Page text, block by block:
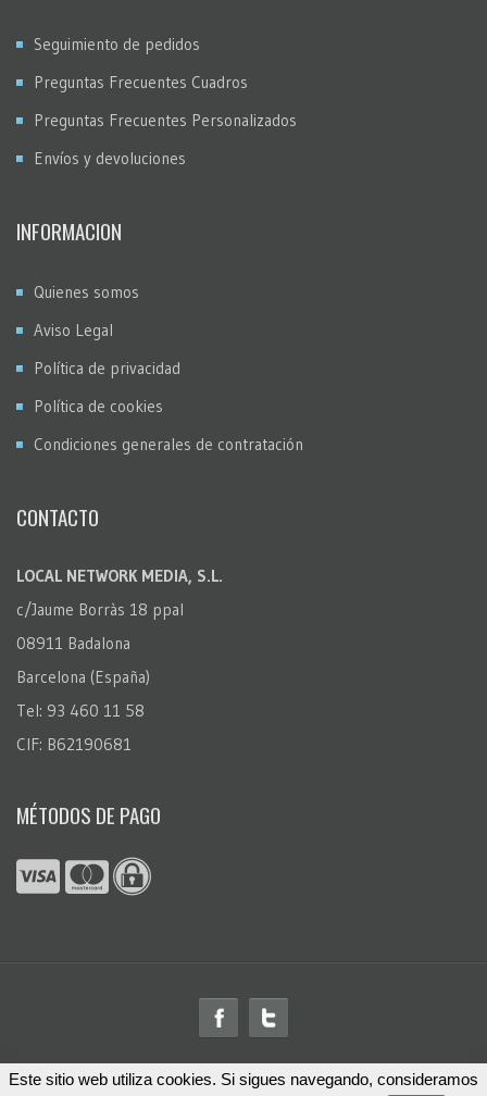
Seguimiento de pedidos
Preguntas Frecuentes Cuadros
Preguntas Frecuentes Personalizados
Envíos y devoluciones
INFORMACION
Quienes somos
Aviso Legal
Política de privacidad
Política de cookies
Condiciones generales de contratación
CONTACTO
LOCAL NETWORK MEDIA, S.L.
c/Jaume Borràs 18 ppal
08911 Badalona
Barcelona (España)
Tel: 93 460 11 58
CIF: B62190681
MÉTODOS DE PAGO
© 2026FotoRegalo.com™. Todos los derechos reservados
Este sitio web utiliza cookies. Si sigues navegando, consideramos